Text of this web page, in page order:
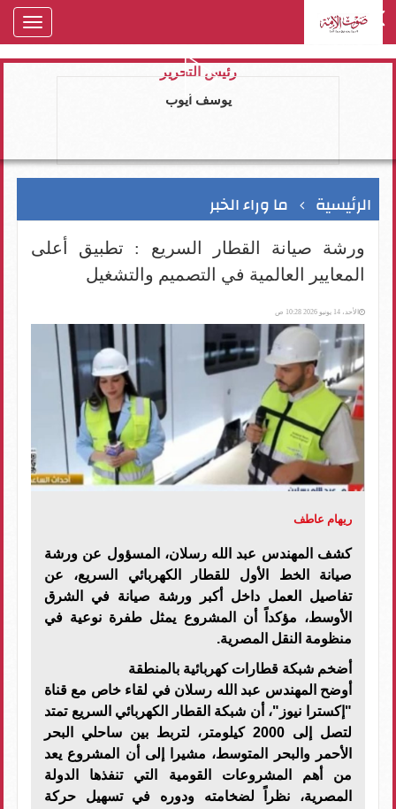
رئيس التحرير
يوسف ايوب
الرئيسية ما وراء الخبر
ورشة صيانة القطار السريع : تطبيق أعلى
المعايير العالمية في التصميم والتشغيل
الأحد، 14 يونيو 2026 10:28 ص
ريهام عاطف
كشف المهندس عبد الله رسلان، المسؤول عن ورشة
صيانة الخط الأول للقطار الكهربائي السريع، عن
تفاصيل العمل داخل أكبر ورشة صيانة في الشرق
الأوسط، مؤكداً أن المشروع يمثل طفرة نوعية في
منظومة النقل المصرية.
أضخم شبكة قطارات كهربائية بالمنطقة
أوضح المهندس عبد الله رسلان في لقاء خاص مع قناة
"إكسترا نيوز"، أن شبكة القطار الكهربائي السريع تمتد
لتصل إلى 2000 كيلومتر، لتربط بين ساحلي البحر
الأحمر والبحر المتوسط، مشيرا إلى أن المشروع يعد
من أهم المشروعات القومية التي تنفذها الدولة
المصرية، نظراً لضخامته ودوره في تسهيل حركة